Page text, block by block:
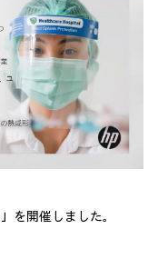
を開催しました。